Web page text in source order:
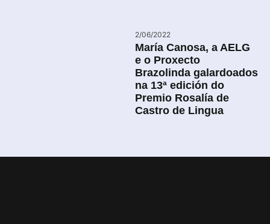
2/06/2022
María Canosa, a AELG
e o Proxecto
Brazolinda galardoados
na 13ª edición do
Premio Rosalía de
Castro de Lingua